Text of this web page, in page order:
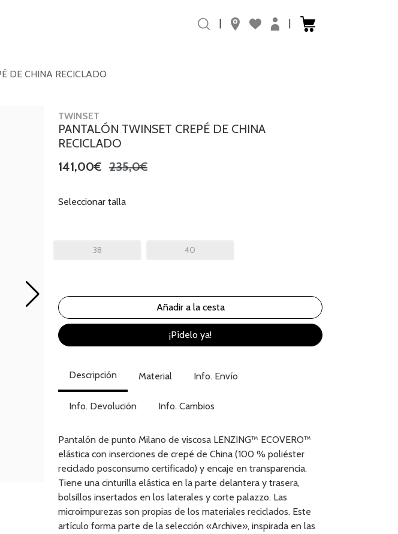
| |
DE CHINA RECICLADO
TWINSET
PANTALÓN TWINSET CREPÉ DE CHINA
RECICLADO
141,00€ 235,0€
Seleccionar talla
38 40
¡Pídelo ya!
Descripción Material Info. Envío
Info. Devolución Info. Cambios
Pantalón de punto Milano de viscosa LENZING™ ECOVERO™
elástica con inserciones de crepé de China (100 % poliéster
reciclado posconsumo certificado) y encaje en transparencia.
Tiene una cinturilla elástica en la parte delantera y trasera,
bolsillos insertados en los laterales y corte palazzo. Las
microimpurezas son propias de los materiales reciclados. Este
artículo forma parte de la selección «Archive», inspirada en las